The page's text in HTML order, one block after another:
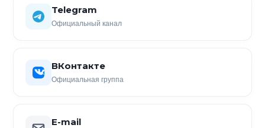
Telegram
Официальный канал
ВКонтакте
Официальная группа
E-mail